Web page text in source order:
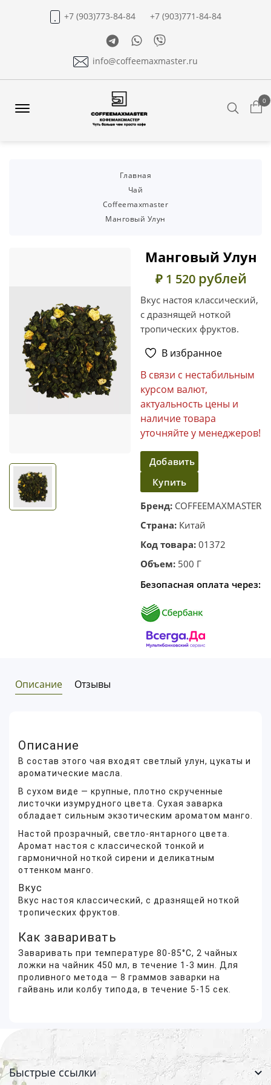
+7 (903)773-84-84
+7 (903)771-84-84
TelegramWhatsapp
Viber
info@coffeemaxmaster.ru
0
Главная
Чай
Coffeemaxmaster
Манговый Улун
Манговый Улун
₽ 1 520 рублей
Вкус настоя классический,
с дразнящей ноткой
тропических фруктов.
В избранное
В связи с нестабильным
курсом валют,
актуальность цены и
наличие товара
уточняйте у менеджеров!
Добавить
в
корзину
Купить
в один
клик
Бренд: COFFEEMAXMASTER
Страна: Китай
Код товара: 01372
Объем: 500 Г
Безопасная оплата через:
Описание Отзывы
Описание
В состав этого чая входят светлый улун, цукаты и
ароматические масла.
В сухом виде — крупные, плотно скрученные
листочки изумрудного цвета. Сухая заварка
обладает сильным экзотическим ароматом манго.
Настой прозрачный, светло-янтарного цвета.
Аромат настоя с классической тонкой и
гармоничной ноткой сирени и деликатным
оттенком манго.
Вкус
Вкус настоя классический, с дразнящей ноткой
тропических фруктов.
Как заваривать
Заваривать при температуре 80-85°C, 2 чайных
ложки на чайник 450 мл, в течение 1-3 мин. Для
проливного метода — 8 граммов заварки на
гайвань или колбу типода, в течение 5-15 сек.
Быстрые ссылки